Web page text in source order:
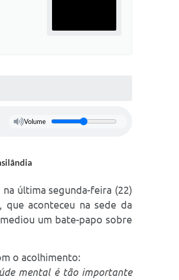
Volume
última segunda-feira (22)
que aconteceu na sede da
um bate-papo sobre
o acolhimento:
mental é tão importante